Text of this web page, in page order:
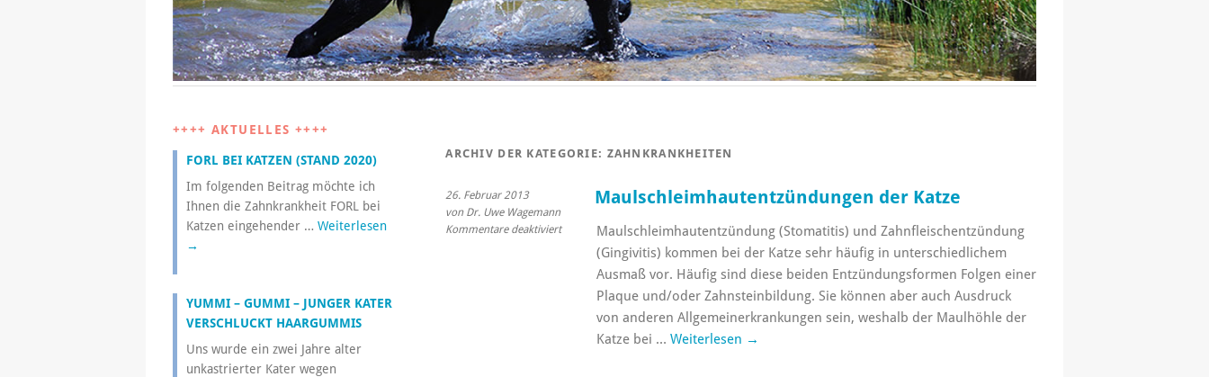
ARCHIV DER KATEGORIE: ZAHNKRANKHEITEN
26. Februar 2013
von Dr. Uwe Wagemann
Kommentare deaktiviertfür
Maulschleimhautentzündungen
Maulschleimhautentzündungen der Katze
Maulschleimhautentzündung (Stomatitis) und Zahnfleischentzündung
(Gingivitis) kommen bei der Katze sehr häufig in unterschiedlichem
Ausmaß vor. Häufig sind diese beiden Entzündungsformen Folgen einer
Plaque und/oder Zahnsteinbildung. Sie können aber auch Ausdruck
von anderen Allgemeinerkrankungen sein, weshalb der Maulhöhle der
Katze bei … Weiterlesen →
++++ AKTUELLES ++++
FORL BEI KATZEN (STAND 2020)
Im folgenden Beitrag möchte ich
Ihnen die Zahnkrankheit FORL bei
Katzen eingehender … Weiterlesen
→
YUMMI – GUMMI – JUNGER KATER
VERSCHLUCKT HAARGUMMIS
Uns wurde ein zwei Jahre alter
unkastrierter Kater wegen